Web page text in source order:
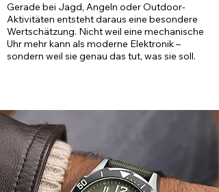
Gerade bei Jagd, Angeln oder Outdoor-
Aktivitäten entsteht daraus eine besondere
Wertschätzung. Nicht weil eine mechanische
Uhr mehr kann als moderne Elektronik –
sondern weil sie genau das tut, was sie soll.